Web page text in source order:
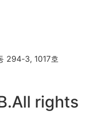
294-3, 1017호
rights